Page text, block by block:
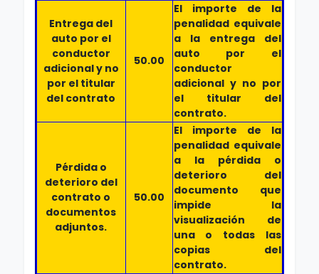
Entrega del
auto por el
conductor
adicional y no
por el titular
del contrato
50.00
El importe de la
penalidad equivale
a la entrega del
auto por el
conductor
adicional y no por
el titular del
contrato.
Pérdida o
deterioro del
contrato o
documentos
adjuntos.
50.00
El importe de la
penalidad equivale
a la pérdida o
deterioro del
documento que
impide la
visualización de
una o todas las
copias del
contrato.